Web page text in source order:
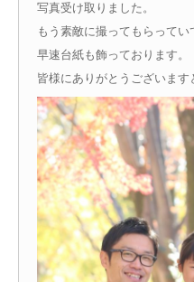
写真受け取りました。
もう素敵に撮ってもらってい
早速台紙も飾っております。
皆様にありがとうございます